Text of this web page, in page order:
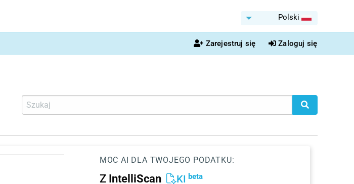
Polski
Zarejestruj się Zaloguj się
MOC AI DLA TWOJEGO PODATKU:
Z IntelliScan KI beta